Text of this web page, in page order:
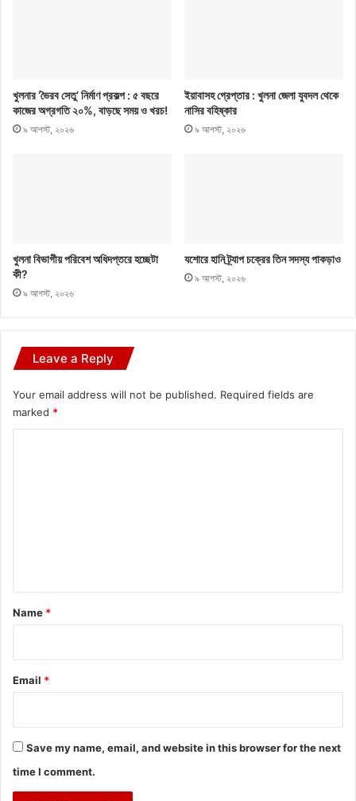
খুলনার ‘ভৈরব সেতু’ নির্মাণ প্রকল্প : ৫ বছরে
কাজের অগ্রগতি ২০%, বাড়ছে সময় ও খরচ!
৯ আগস্ট, ২০২৬
ইয়াবাসহ গ্রেপ্তার : খুলনা জেলা যুবদল থেকে
নাসির বহিষ্কার
৯ আগস্ট, ২০২৬
খুলনা বিভাগীয় পরিবেশ অধিদপ্তরে হচ্ছেটা
কী?
৯ আগস্ট, ২০২৬
যশোরে হানি ট্র্যাপ চক্রের তিন সদস্য পাকড়াও
৯ আগস্ট, ২০২৬
Leave a Reply
Your email address will not be published. Required fields are
marked *
*
Name *
Email *
Save my name, email, and website in this browser for the next
time I comment.